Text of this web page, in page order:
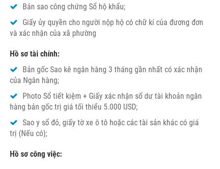
Bản sao công chứng Sổ hộ khẩu;
Giấy ủy quyền cho người nộp hộ có chữ kí của đương đơn
và xác nhận của xã phường
Hồ sơ tài chính:
Bản gốc Sao kê ngân hàng 3 tháng gần nhất có xác nhận
của Ngân hàng;
Photo Sổ tiết kiệm + Giấy xác nhận số dư tài khoản ngân
hàng bản gốc trị giá tối thiểu 5.000 USD;
Sao y sổ đỏ, giấy tờ xe ô tô hoặc các tài sản khác có giá
trị (Nếu có);
Hồ sơ công việc: